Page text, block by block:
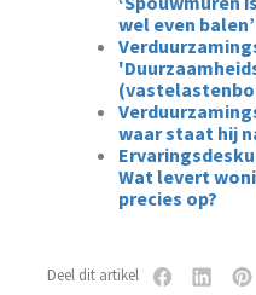
wel even
waar staat hij
Wat levert
precies op?
Deel dit artikel